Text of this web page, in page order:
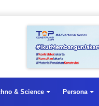
& Science Persona